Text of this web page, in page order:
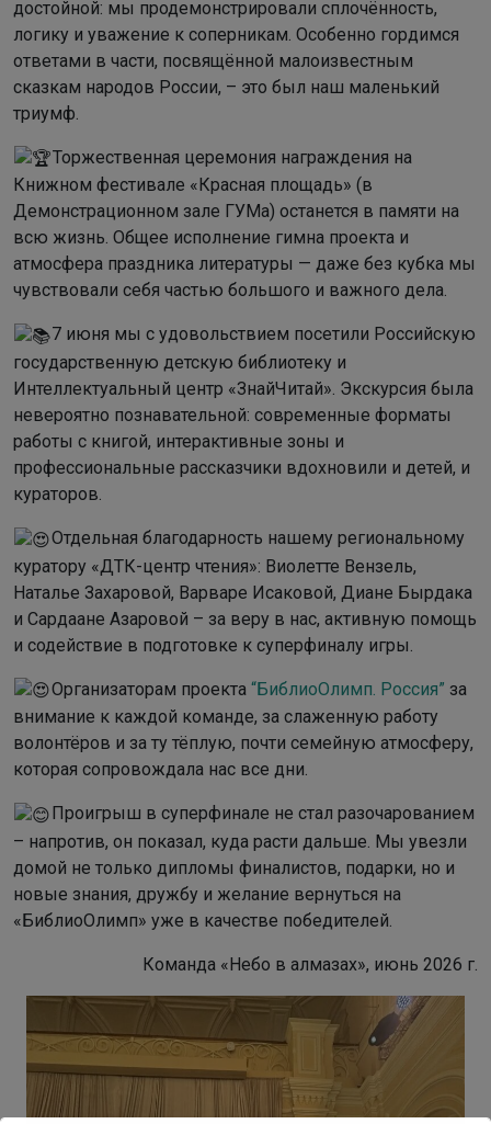
достойной: мы продемонстрировали сплочённость,
логику и уважение к соперникам. Особенно гордимся
ответами в части, посвящённой малоизвестным
сказкам народов России, – это был наш маленький
триумф.
Торжественная церемония награждения на
Книжном фестивале «Красная площадь» (в
Демонстрационном зале ГУМа) останется в памяти на
всю жизнь. Общее исполнение гимна проекта и
атмосфера праздника литературы — даже без кубка мы
чувствовали себя частью большого и важного дела.
7 июня мы с удовольствием посетили Российскую
государственную детскую библиотеку и
Интеллектуальный центр «ЗнайЧитай». Экскурсия была
невероятно познавательной: современные форматы
работы с книгой, интерактивные зоны и
профессиональные рассказчики вдохновили и детей, и
кураторов.
Отдельная благодарность нашему региональному
куратору «ДТК-центр чтения»: Виолетте Вензель,
Наталье Захаровой, Варваре Исаковой, Диане Бырдака
и Сардаане Азаровой – за веру в нас, активную помощь
и содействие в подготовке к суперфиналу игры.
Организаторам проекта“БиблиоОлимп. Россия” за
внимание к каждой команде, за слаженную работу
волонтёров и за ту тёплую, почти семейную атмосферу,
которая сопровождала нас все дни.
Проигрыш в суперфинале не стал разочарованием
– напротив, он показал, куда расти дальше. Мы увезли
домой не только дипломы финалистов, подарки, но и
новые знания, дружбу и желание вернуться на
«БиблиоОлимп» уже в качестве победителей.
Команда «Небо в алмазах», июнь 2026 г.